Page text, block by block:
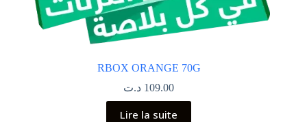
RBOX ORANGE 70G
109.00 د.ت
Lire la suite